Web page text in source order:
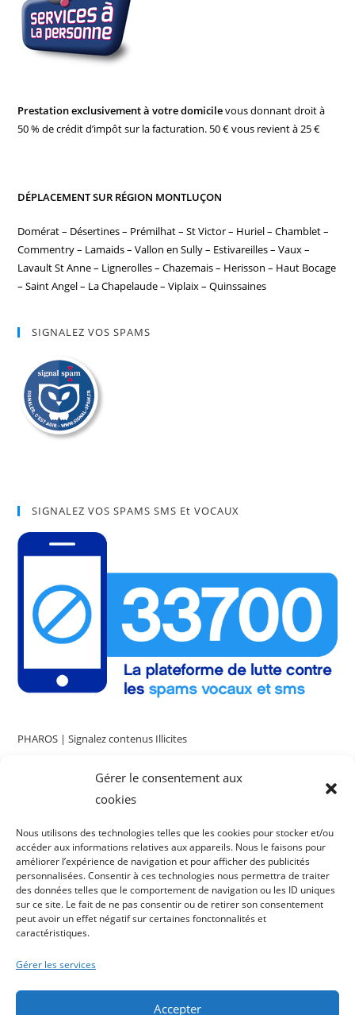
Gérer le consentement aux
cookies
Nous utilisons des technologies telles que les cookies pour stocker et/ou
accéder aux informations relatives aux appareils. Nous le faisons pour
améliorer l’expérience de navigation et pour afficher des publicités
personnalisées. Consentir à ces technologies nous permettra de traiter
des données telles que le comportement de navigation ou les ID uniques
sur ce site. Le fait de ne pas consentir ou de retirer son consentement
peut avoir un effet négatif sur certaines fonctonnalités et
caractéristiques.
Gérer les services
Accepter
Prestation exclusivement à votre domicilevous donnant droit à
50 % de crédit d’impôt sur la facturation. 50 € vous revient à 25 €
DÉPLACEMENT SUR RÉGION MONTLUÇON
Domérat – Désertines – Prémilhat – St Victor – Huriel – Chamblet –
Commentry – Lamaids – Vallon en Sully – Estivareilles – Vaux –
Lavault St Anne – Lignerolles – Chazemais – Herisson – Haut Bocage
– Saint Angel – La Chapelaude – Viplaix – Quinssaines
SIGNALEZ VOS SPAMS
SIGNALEZ VOS SPAMS SMS Et VOCAUX
PHAROS | Signalez contenus Illicites
Tweets by AssisteaCie
Cliquez sur « J’accepte » pour activer
Twitter
Politique de cookies
J’accepte